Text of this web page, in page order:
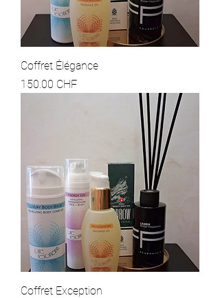
Coffret Élégance
Prix
150.00 CHF
Coffret Exception